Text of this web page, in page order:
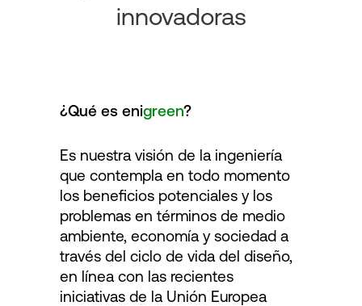
innovadoras
¿Qué es enigreen?
Es nuestra visión de la ingeniería
que contempla en todo momento
los beneficios potenciales y los
problemas en términos de medio
ambiente, economía y sociedad a
través del ciclo de vida del diseño,
en línea con las recientes
iniciativas de la Unión Europea